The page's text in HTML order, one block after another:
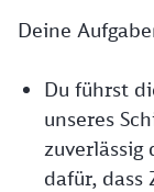
Deine
Du führst
unseres
dafür, dass